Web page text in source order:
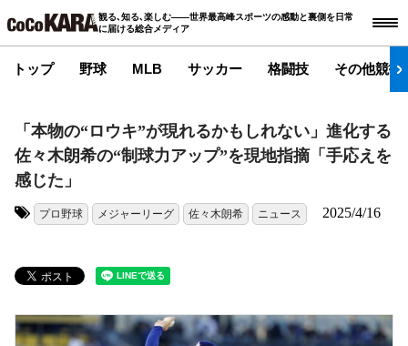
観る､知る､楽しむ――世界最高峰スポーツの感動と裏側を日常
に届ける総合メディア
トップ 野球 MLB サッカー 格闘技 その他競技
「本物の“ロウキ”が現れるかもしれない」進化する
佐々木朗希の“制球力アップ”を現地指摘「手応えを
感じた」
プロ野球 メジャーリーグ 佐々木朗希 ニュース 2025/4/16